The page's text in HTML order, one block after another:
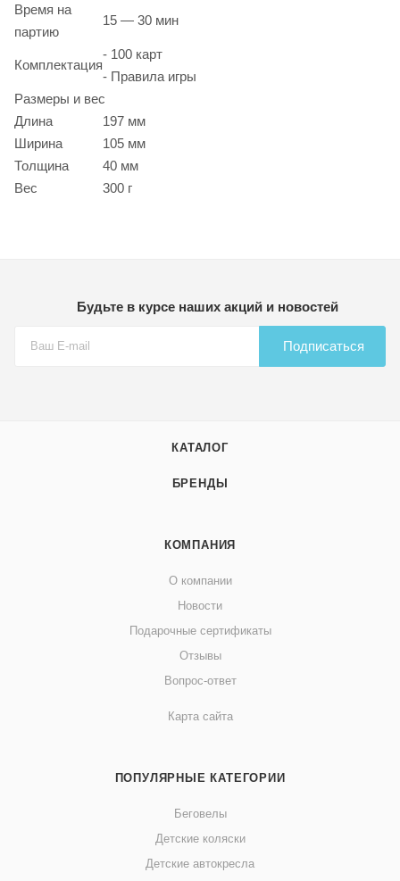
Время на
партию
15 — 30 мин
Комплектация
- 100 карт
- Правила игры
Размеры и вес
Длина
197 мм
Ширина
105 мм
Толщина
40 мм
Вес
300 г
Будьте в курсе наших акций и новостей
Подписаться
КАТАЛОГ
БРЕНДЫ
КОМПАНИЯ
О компании
Новости
Подарочные сертификаты
Отзывы
Вопрос-ответ
Карта сайта
ПОПУЛЯРНЫЕ КАТЕГОРИИ
Беговелы
Детские коляски
Детские автокресла